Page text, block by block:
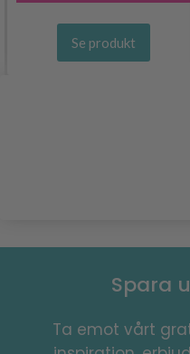
Se produkt
Spara
Ta emot vårt